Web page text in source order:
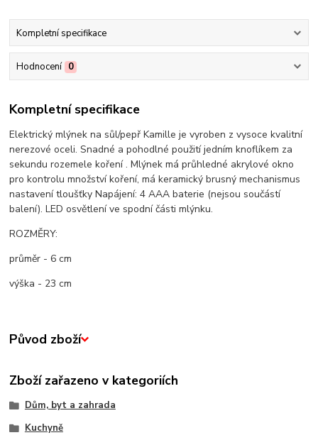
Kompletní specifikace
Hodnocení 0
Kompletní specifikace
Elektrický mlýnek na sůl/pepř Kamille je vyroben z vysoce kvalitní
nerezové oceli. Snadné a pohodlné použití jedním knoflíkem za
sekundu rozemele koření . Mlýnek má průhledné akrylové okno
pro kontrolu množství koření, má keramický brusný mechanismus
nastavení tloušťky Napájení: 4 AAA baterie (nejsou součástí
balení). LED osvětlení ve spodní části mlýnku.
ROZMĚRY:
průměr - 6 cm
výška - 23 cm
Původ zboží
Zboží zařazeno v kategoriích
Dům, byt a zahrada
Kuchyně